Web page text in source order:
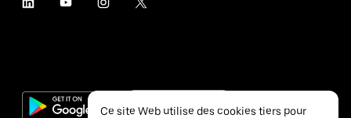
Ce site Web utilise des cookies tiers pour